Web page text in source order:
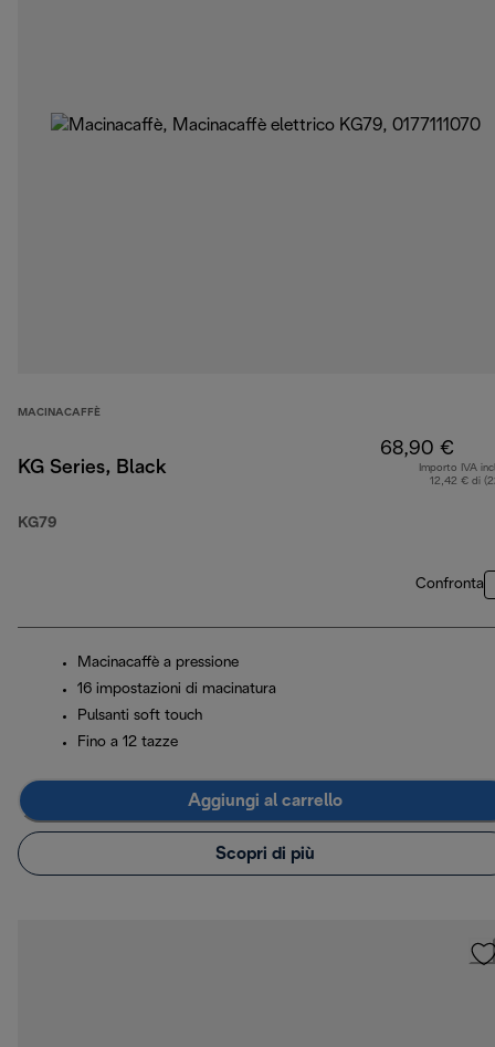
MACINACAFFÈ
KG Series, Black
KG79
68,90 €
Importo IVA
12,42 € di
Confronta
Macinacaffè a pressione
16 impostazioni di macinatura
Pulsanti soft touch
Fino a 12 tazze
Aggiungi al carrello
Scopri di più